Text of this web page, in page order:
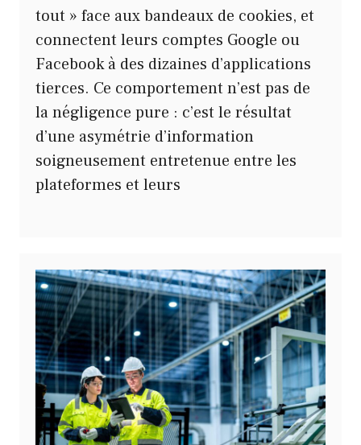
tout » face aux bandeaux de cookies, et
connectent leurs comptes Google ou
Facebook à des dizaines d’applications
tierces. Ce comportement n’est pas de
la négligence pure : c’est le résultat
d’une asymétrie d’information
soigneusement entretenue entre les
plateformes et leurs